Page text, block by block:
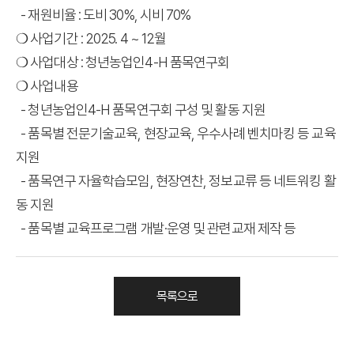
- 재원비율 : 도비 30%, 시비 70%
❍ 사업기간 : 2025. 4 ~ 12월
❍ 사업대상 : 청년농업인4-H 품목연구회
❍ 사업내용
- 청년농업인4-H 품목연구회 구성 및 활동 지원
- 품목별 전문기술교육, 현장교육, 우수사례 벤치마킹 등 교육
지원
- 품목연구 자율학습모임, 현장연찬, 정보교류 등 네트워킹 활
동 지원
- 품목별 교육프로그램 개발·운영 및 관련교재 제작 등
목록으로